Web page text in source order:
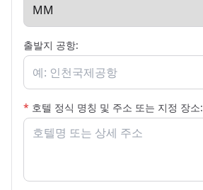
출발지 공항:
* 호텔 정식 명칭 및 주소 또는 지정 장소: